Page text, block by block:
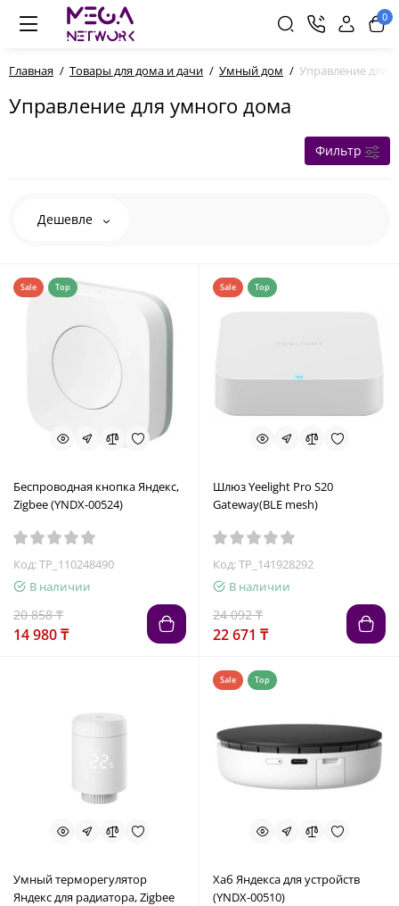
0
Главная Товары для дома и дачи Умный дом Управление для
Управление для умного дома
Фильтр
Дешевле
Sale Top
Беспроводная кнопка Яндекс,
Zigbee (YNDX-00524)
Код: TP_110248490
В наличии
20 858 ₸
14 980 ₸
Sale Top
Шлюз Yeelight Pro S20
Gateway(BLE mesh)
Код: TP_141928292
В наличии
24 092 ₸
22 671 ₸
Умный терморегулятор
Яндекс для радиатора, Zigbee
Sale Top
Хаб Яндекса для устройств
(YNDX-00510)